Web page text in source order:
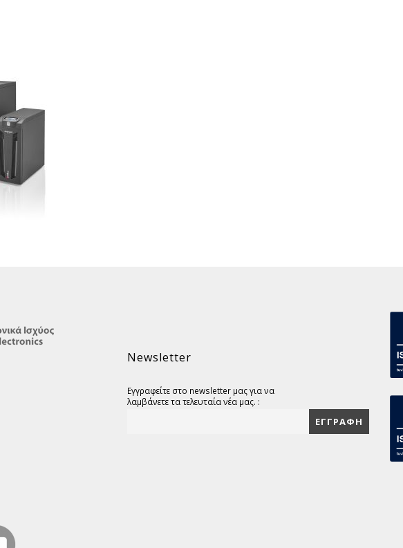
Newsletter
Εγγραφείτε στο newsletter μας για να
λαμβάνετε τα τελευταία νέα μας. :